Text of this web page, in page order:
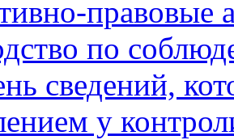
правовые
по
сведений,
у